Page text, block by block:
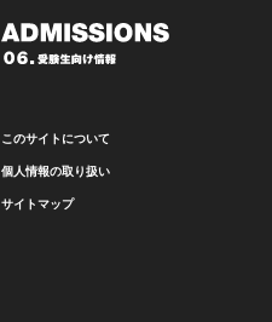
このサイトについて
個人情報の取り扱い
サイトマップ